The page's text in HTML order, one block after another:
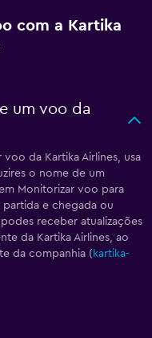
com a Kartika
um voo da
da Kartika Airlines, usa
o nome de um
Monitorizar voo para
partida e chegada ou
receber atualizações
da Kartika Airlines, ao
da companhia ( kartika-